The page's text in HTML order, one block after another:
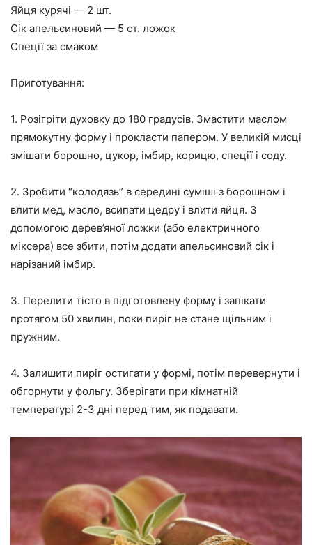
Яйця курячі — 2 шт.
Сік апельсиновий — 5 ст. ложок
Спеції за смаком
Приготування:
1. Розігріти духовку до 180 градусів. Змастити маслом
прямокутну форму і прокласти папером. У великій мисці
змішати борошно, цукор, імбир, корицю, спеції і соду.
2. Зробити “колодязь” в середині суміші з борошном і
влити мед, масло, всипати цедру і влити яйця. З
допомогою дерев’яної ложки (або електричного
міксера) все збити, потім додати апельсиновий сік і
нарізаний імбир.
3. Перелити тісто в підготовлену форму і запікати
протягом 50 хвилин, поки пиріг не стане щільним і
пружним.
4. Залишити пиріг остигати у формі, потім перевернути і
обгорнути у фольгу. Зберігати при кімнатній
температурі 2-3 дні перед тим, як подавати.